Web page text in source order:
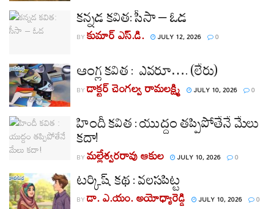
కన్నడ కవిత: సీసా – ఓడ
BY కుమార్ ఎస్.డి. JULY 12, 2026 0
ఆంగ్ల కవిత : ఎవరూ…. (లేరు)
BY డాక్టర్ చెంగల్వ రామలక్ష్మి JULY 10, 2026 0
హిందీ కవిత : యుద్దం తప్పిపోతేనే మేలు
కదా!
BY మల్లేశ్వరరావు ఆకుల JULY 10, 2026 0
టర్కిష్ కథ : వలసపిట్ట
BY డా. ఎ.యం. అయోధ్యారెడ్డి JULY 10, 2026 0